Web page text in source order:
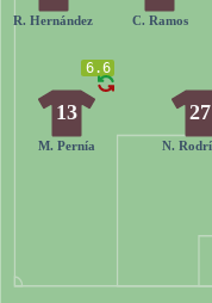
6.6
13
M. Pernía
27
N.
R. Hernández C. Ramos